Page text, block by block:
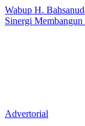
Wabup H.
Sinergi Membangun
Advertorial